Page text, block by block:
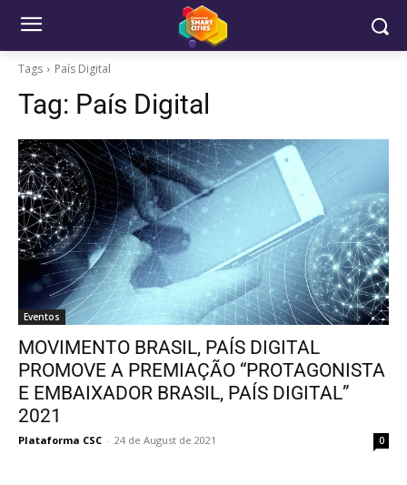
Tags País Digital
Tag: País Digital
Eventos
MOVIMENTO BRASIL, PAÍS DIGITAL
PROMOVE A PREMIAÇÃO “PROTAGONISTA
E EMBAIXADOR BRASIL, PAÍS DIGITAL”
2021
Plataforma CSC - 24 de August de 2021 0